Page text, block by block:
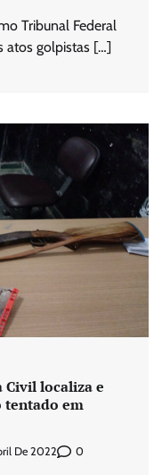
Tribunal Federal
atos golpistas […]
Civil localiza e
tentado em
De 2022 0